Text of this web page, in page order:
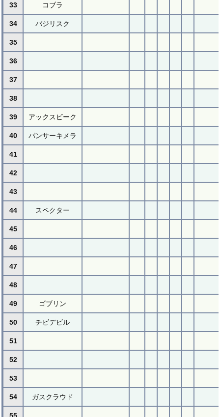
33 コブラ
34 バジリスク
35
36
37
38
39 アックスビーク
40 パンサーキメラ
41
42
43
44 スペクター
45
46
47
48
49 ゴブリン
50 チビデビル
51
52
53
54 ガスクラウド